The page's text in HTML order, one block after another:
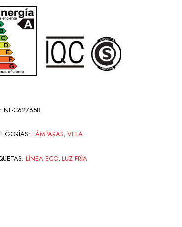
NL-C62765B
LÁMPARAS, VELA
LÍNEA ECO, LUZ FRÍA